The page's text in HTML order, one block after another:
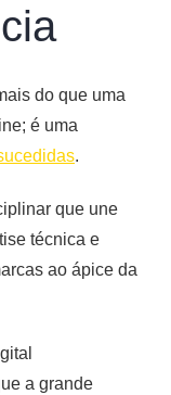
do que uma
é uma
.
que une
técnica e
ao ápice da
a grande